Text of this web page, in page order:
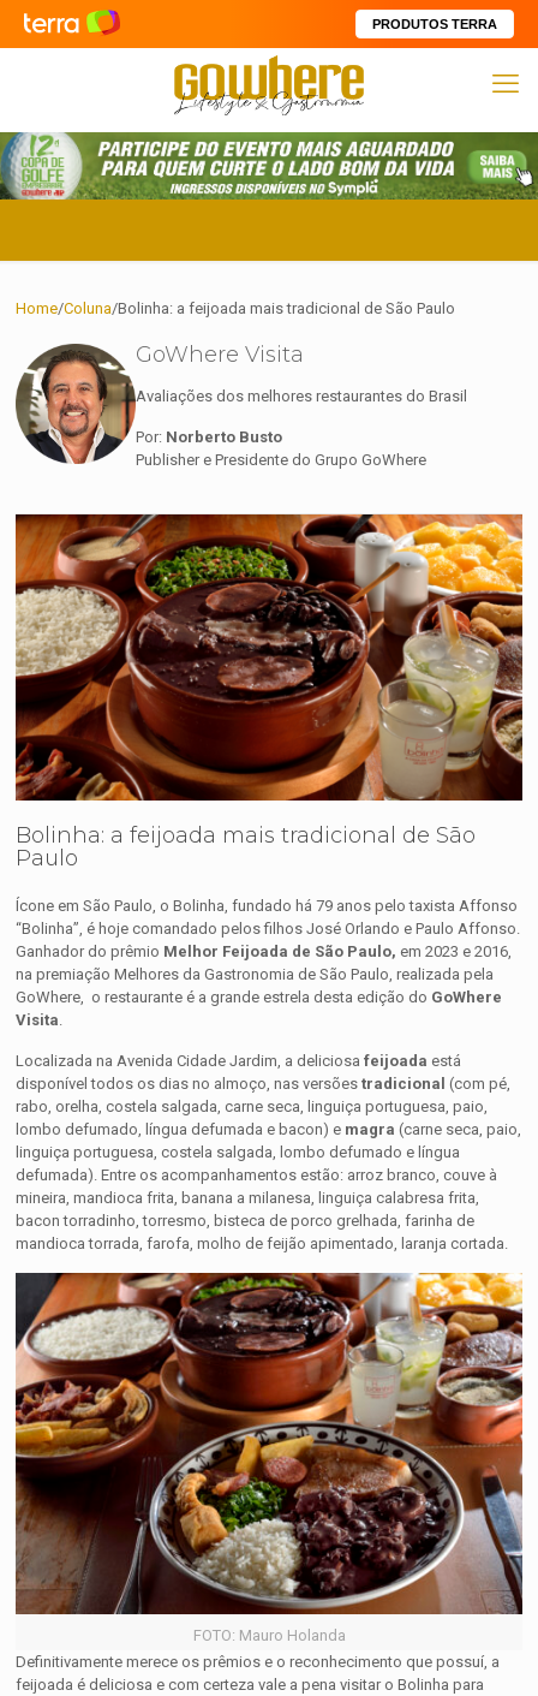
PRODUTOS TERRA
Home/Coluna/Bolinha: a feijoada mais tradicional de São Paulo
GoWhere Visita
Avaliações dos melhores restaurantes do Brasil
Por: Norberto Busto
Publisher e Presidente do Grupo GoWhere
Bolinha: a feijoada mais tradicional de São
Paulo
Ícone em São Paulo, o Bolinha, fundado há 79 anos pelo taxista Affonso
“Bolinha”, é hoje comandado pelos filhos José Orlando e Paulo Affonso.
Ganhador do prêmio Melhor Feijoada de São Paulo, em 2023 e 2016,
na premiação Melhores da Gastronomia de São Paulo, realizada pela
GoWhere, o restaurante é a grande estrela desta edição do GoWhere
Visita
Localizada na Avenida Cidade Jardim, a deliciosa feijoada está
disponível todos os dias no almoço, nas versões tradicional (com pé,
rabo, orelha, costela salgada, carne seca, linguiça portuguesa, paio,
lombo defumado, língua defumada e bacon) e magra (carne seca, paio,
linguiça portuguesa, costela salgada, lombo defumado e língua
defumada). Entre os acompanhamentos estão: arroz branco, couve à
mineira, mandioca frita, banana a milanesa, linguiça calabresa frita,
bacon torradinho, torresmo, bisteca de porco grelhada, farinha de
mandioca torrada, farofa, molho de feijão apimentado, laranja cortada.
FOTO: Mauro Holanda
Definitivamente merece os prêmios e o reconhecimento que possuí, a
feijoada é deliciosa e com certeza vale a pena visitar o Bolinha para